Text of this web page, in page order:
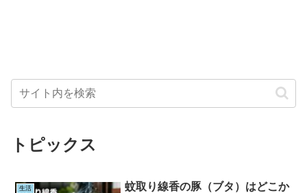
トピックス
生活
蚊取り線香の豚（ブタ）はどこか